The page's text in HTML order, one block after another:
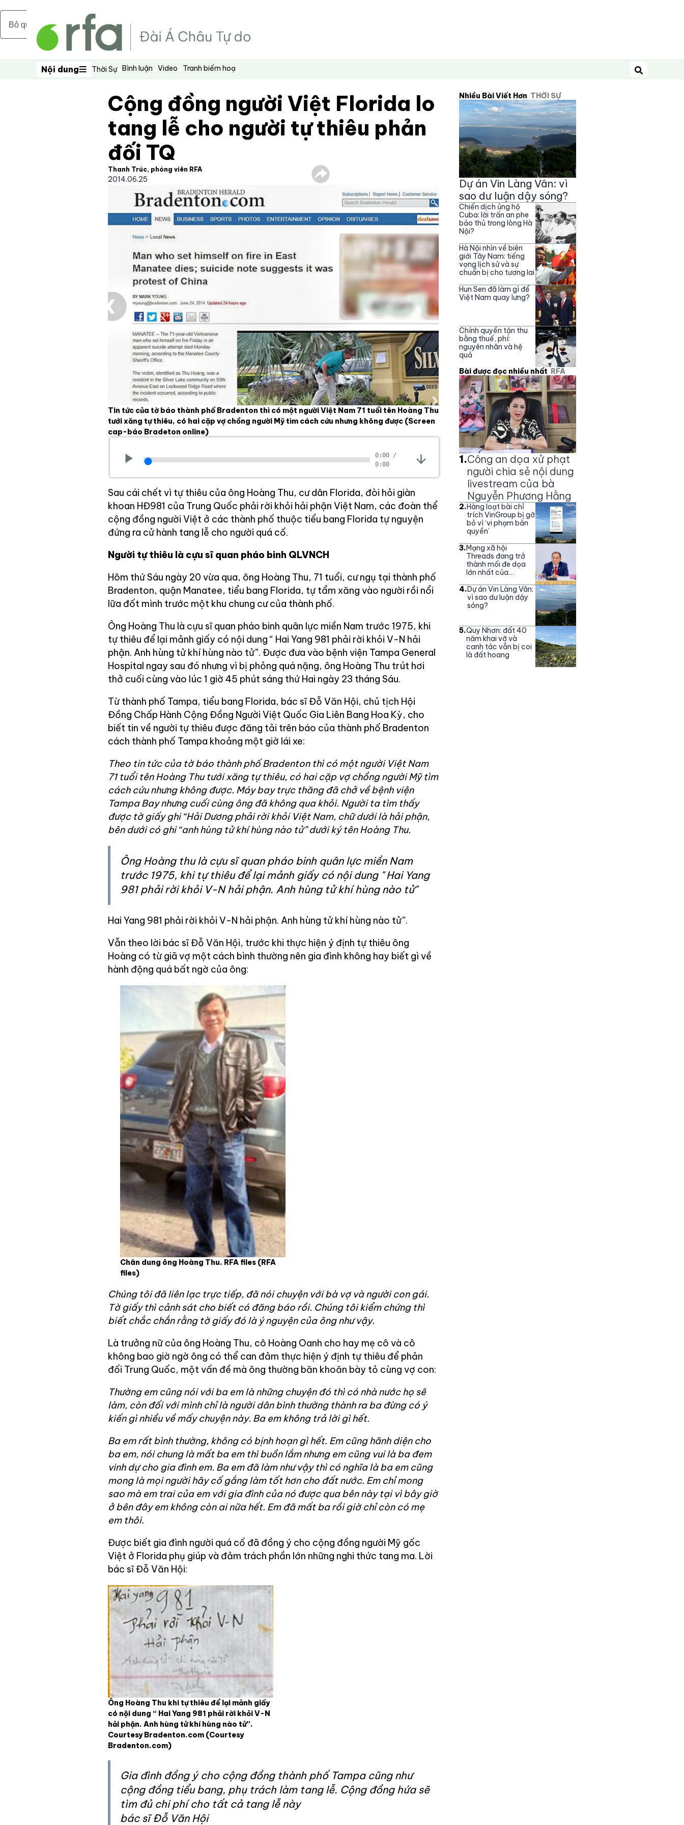
Bỏ qua nội dung chính
Nội dung
Nội dung Thời Sự Bình luận Video Tranh biếm hoạ
Tìm kiếm
Cộng đồng người Việt Florida lo
tang lễ cho người tự thiêu phản
đối TQ
Thanh Trúc, phóng viên RFA
2014.06.25
Tin tức của tờ báo thành phố Bradenton thì có một người Việt Nam 71 tuổi tên Hoàng Thu
tưới xăng tự thiêu, có hai cặp vợ chồng người Mỹ tìm cách cứu nhưng không được (Screen
cap-báo Bradeton online)
0:00 /
0:00
Sau cái chết vì tự thiêu của ông Hoàng Thu, cư dân Florida, đòi hỏi giàn
khoan HĐ981 của Trung Quốc phải rời khỏi hải phận Việt Nam, các đoàn thể
cộng đồng người Việt ở các thành phố thuộc tiểu bang Florida tự nguyện
đứng ra cử hành tang lễ cho người quá cố.
Người tự thiêu là cựu sĩ quan pháo binh QLVNCH
Hôm thứ Sáu ngày 20 vừa qua, ông Hoàng Thu, 71 tuổi, cư ngụ tại thành phố
Bradenton, quận Manatee, tiểu bang Florida, tự tẩm xăng vào người rồi nổi
lữa đốt mình trước một khu chung cư của thành phố.
Ông Hoàng Thu là cựu sĩ quan pháo binh quân lực miền Nam trước 1975, khi
tự thiêu để lại mảnh giấy có nội dung “ Hai Yang 981 phải rời khỏi V-N hải
phận. Anh hùng tử khí hùng nào tử”. Được đưa vào bệnh viện Tampa General
Hospital ngay sau đó nhưng vì bị phỏng quá nặng, ông Hoàng Thu trút hơi
thở cuối cùng vào lúc 1 giờ 45 phút sáng thứ Hai ngày 23 tháng Sáu.
Từ thành phố Tampa, tiểu bang Florida, bác sĩ Đỗ Văn Hội, chủ tịch Hội
Đồng Chấp Hành Cộng Đồng Người Việt Quốc Gia Liên Bang Hoa Kỳ, cho
biết tin về người tự thiêu được đăng tải trên báo của thành phố Bradenton
cách thành phố Tampa khoảng một giờ lái xe:
Theo tin tức của tờ báo thành phố Bradenton thì có một người Việt Nam
71 tuổi tên Hoàng Thu tưới xăng tự thiêu, có hai cặp vợ chồng người Mỹ tìm
cách cứu nhưng không được. Máy bay trực thăng đã chở về bệnh viện
Tampa Bay nhưng cuối cùng ông đã không qua khỏi. Người ta tìm thấy
được tờ giấy ghi “Hải Dương phải rời khỏi Việt Nam, chữ dưới là hải phận,
bên dưới có ghi “anh hùng tử khí hùng nào tử” dưới ký tên Hoàng Thu.
Ông Hoàng thu là cựu sĩ quan pháo binh quân lực miền Nam
trước 1975, khi tự thiêu để lại mảnh giấy có nội dung " Hai Yang
981 phải rời khỏi V-N hải phận. Anh hùng tử khí hùng nào tử"
Hai Yang 981 phải rời khỏi V-N hải phận. Anh hùng tử khí hùng nào tử”.
Vẫn theo lời bác sĩ Đỗ Văn Hội, trước khi thực hiện ý định tự thiêu ông
Hoàng có từ giã vợ một cách bình thường nên gia đình không hay biết gì về
hành động quá bất ngờ của ông:
Chân dung ông Hoàng Thu. RFA files (RFA
files)
Chúng tôi đã liên lạc trực tiếp, đã nói chuyện với bà vợ và người con gái.
Tờ giấy thì cảnh sát cho biết có đăng báo rồi. Chúng tôi kiểm chứng thì
biết chắc chắn rằng tờ giấy đó là ý nguyện của ông như vậy.
Là trưởng nữ của ông Hoàng Thu, cô Hoàng Oanh cho hay mẹ cô và cô
không bao giờ ngờ ông có thể can đảm thực hiện ý định tự thiêu để phản
đối Trung Quốc, một vấn đề mà ông thường băn khoăn bày tỏ cùng vợ con:
Thường em cũng nói với ba em là những chuyện đó thì có nhà nước họ sẽ
làm, còn đối với mình chỉ là người dân bình thường thành ra ba đừng có ý
kiến gì nhiều về mấy chuyện này. Ba em không trả lời gì hết.
Ba em rất bình thường, không có bịnh hoạn gì hết. Em cũng hãnh diện cho
ba em, nói chung là mất ba em thì buồn lắm nhưng em cũng vui là ba đem
vinh dự cho gia đình em. Ba em đã làm như vậy thì có nghĩa là ba em cũng
mong là mọi người hãy cố gắng làm tốt hơn cho đất nước. Em chỉ mong
sao mà em trai của em với gia đình của nó được qua bên này tại vì bây giờ
ở bên đây em không còn ai nữa hết. Em đã mất ba rồi giờ chỉ còn có mẹ
em thôi.
Được biết gia đình người quá cố đã đồng ý cho cộng đồng người Mỹ gốc
Việt ở Florida phụ giúp và đảm trách phần lớn những nghi thức tang ma. Lời
bác sĩ Đỗ Văn Hội:
Ông Hoàng Thu khi tự thiêu để lại mảnh giấy
có nội dung “ Hai Yang 981 phải rời khỏi V-N
hải phận. Anh hùng tử khí hùng nào tử”.
Courtesy Bradenton.com (Courtesy
Bradenton.com)
Gia đình đồng ý cho cộng đồng thành phố Tampa cũng như
cộng đồng tiểu bang, phụ trách làm tang lễ. Cộng đồng hứa sẽ
tìm đủ chi phí cho tất cả tang lễ này
bác sĩ Đỗ Văn Hội
Nhiều Bài Viết Hơn THỜI SỰ
Dự án Vin Làng Vân: vì
sao dư luận dậy sóng?
Chiến dịch ủng hộ
Cuba: lời trấn an phe
bảo thủ trong lòng Hà
Nội?
Hà Nội nhìn về biên
giới Tây Nam: tiếng
vọng lịch sử và sự
chuẩn bị cho tương lai
Hun Sen đã làm gì để
Việt Nam quay lưng?
Chính quyền tận thu
bằng thuế, phí:
nguyên nhân và hệ
quả
Bài được đọc nhiều nhất RFA
1.Công an dọa xử phạt
người chia sẻ nội dung
livestream của bà
Nguyễn Phương Hằng
2.Hàng loạt bài chỉ
trích VinGroup bị gỡ
bỏ vì ‘vi phạm bản
quyền’
3.Mạng xã hội
Threads đang trở
thành mối đe dọa
lớn nhất của
4.Dự án Vin Làng Vân:
vì sao dư luận dậy
sóng?
5.Quy Nhơn: đất 40
năm khai vỡ và
canh tác vẫn bị coi
là đất hoang